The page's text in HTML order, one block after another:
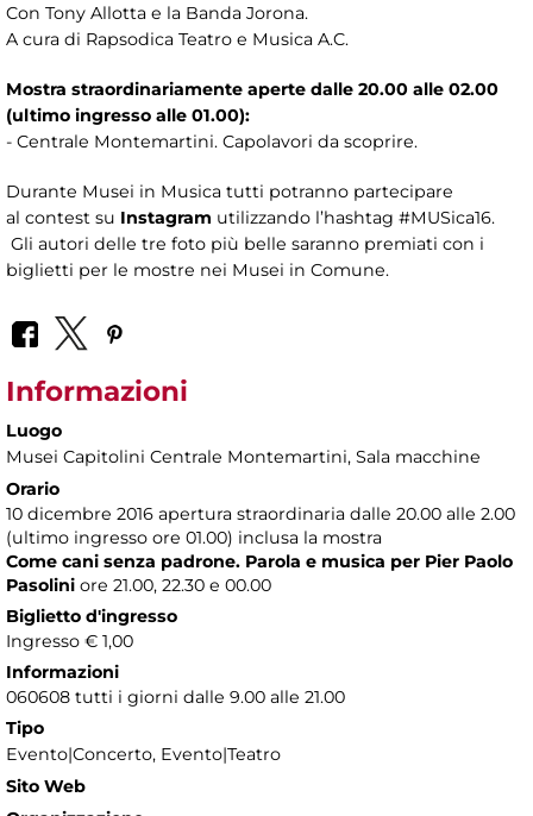
Con Tony Allotta e la Banda Jorona.
A cura di Rapsodica Teatro e Musica A.C.
Mostra straordinariamente aperte dalle 20.00 alle 02.00
(ultimo ingresso alle 01.00):
- Centrale Montemartini. Capolavori da scoprire.
Durante Musei in Musica tutti potranno partecipare
al contest su Instagram utilizzando l’hashtag #MUSica16.
Gli autori delle tre foto più belle saranno premiati con i
biglietti per le mostre nei Musei in Comune.
Informazioni
Luogo
Musei Capitolini Centrale Montemartini, Sala macchine
Orario
10 dicembre 2016 apertura straordinaria dalle 20.00 alle 2.00
(ultimo ingresso ore 01.00) inclusa la mostra
Come cani senza padrone. Parola e musica per Pier Paolo
Pasolini ore 21.00, 22.30 e 00.00
Biglietto d'ingresso
Ingresso € 1,00
Informazioni
060608 tutti i giorni dalle 9.00 alle 21.00
Tipo
Evento|Concerto, Evento|Teatro
Sito Web